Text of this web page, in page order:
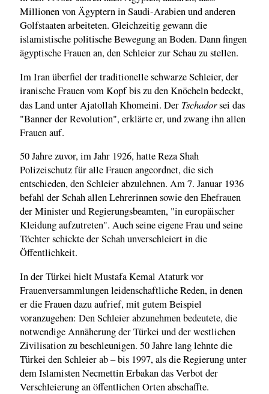
Millionen von Ägyptern in Saudi-Arabien und anderen
Golfstaaten arbeiteten. Gleichzeitig gewann die
islamistische politische Bewegung an Boden. Dann fingen
ägyptische Frauen an, den Schleier zur Schau zu stellen.
Im Iran überfiel der traditionelle schwarze Schleier, der
iranische Frauen vom Kopf bis zu den Knöcheln bedeckt,
das Land unter Ajatollah Khomeini. Der Tschadorsei das
"Banner der Revolution", erklärte er, und zwang ihn allen
Frauen auf.
50 Jahre zuvor, im Jahr 1926, hatte Reza Shah
Polizeischutz für alle Frauen angeordnet, die sich
entschieden, den Schleier abzulehnen. Am 7. Januar 1936
befahl der Schah allen Lehrerinnen sowie den Ehefrauen
der Minister und Regierungsbeamten, "in europäischer
Kleidung aufzutreten". Auch seine eigene Frau und seine
Töchter schickte der Schah unverschleiert in die
Öffentlichkeit.
In der Türkei hielt Mustafa Kemal Ataturk vor
Frauenversammlungen leidenschaftliche Reden, in denen
er die Frauen dazu aufrief, mit gutem Beispiel
voranzugehen: Den Schleier abzunehmen bedeutete, die
notwendige Annäherung der Türkei und der westlichen
Zivilisation zu beschleunigen. 50 Jahre lang lehnte die
Türkei den Schleier ab – bis 1997, als die Regierung unter
dem Islamisten Necmettin Erbakan das Verbot der
Verschleierung an öffentlichen Orten abschaffte.